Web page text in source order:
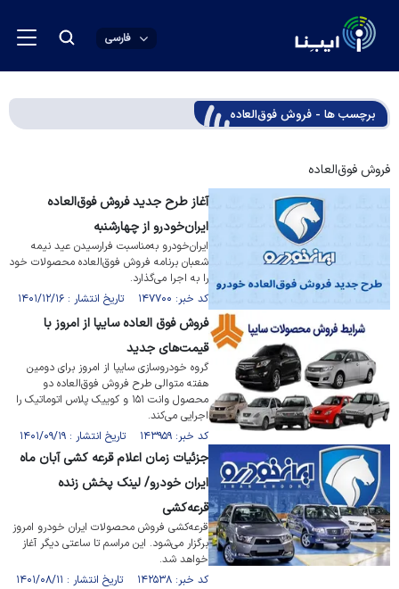
فارسی
برچسب ها - فروش فوق‌العاده
فروش فوق‌العاده
آغاز طرح جدید فروش فوق‌العاده
ایران‌خودرو از چهارشنبه
ایران‌خودرو به‌مناسبت فرارسیدن عید نیمه
شعبان برنامه فروش فوق‌العاده محصولات خود
را به اجرا می‌گذارد.
کد خبر: ۱۴۷۷۰۰ تاریخ انتشار : ۱۴۰۱/۱۲/۱۶
فروش فوق العاده سایپا از امروز با
قیمت‌های جدید
گروه خودروسازی سایپا از امروز برای دومین
هفته متوالی طرح فروش فوق‌العاده دو
محصول وانت ۱۵۱ و کوییک پلاس اتوماتیک را
اجرایی می‌کند.
کد خبر: ۱۴۳۹۵۹ تاریخ انتشار : ۱۴۰۱/۰۹/۱۹
جزئیات زمان اعلام قرعه کشی آبان ماه
ایران خودرو/ لینک پخش زنده
قرعه‌کشی
قرعه‌کشی فروش محصولات ایران خودرو امروز
برگزار می‌شود. این مراسم تا ساعتی دیگر آغاز
خواهد شد.
کد خبر: ۱۴۲۵۳۸ تاریخ انتشار : ۱۴۰۱/۰۸/۱۱